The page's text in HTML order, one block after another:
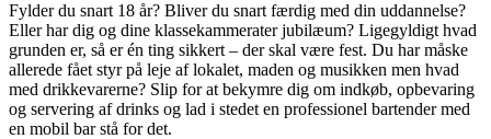
Fylder du snart 18 år? Bliver du snart færdig med din uddannelse?
Eller har dig og dine klassekammerater jubilæum? Ligegyldigt hvad
grunden er, så er én ting sikkert – der skal være fest. Du har måske
allerede fået styr på leje af lokalet, maden og musikken men hvad
med drikkevarerne? Slip for at bekymre dig om indkøb, opbevaring
og servering af drinks og lad i stedet en professionel bartender med
en mobil bar stå for det.